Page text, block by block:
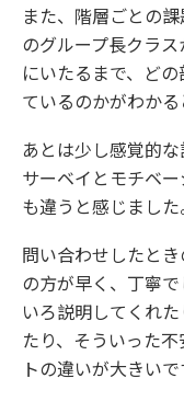
また、階層ごとの
のグループ長クラ
にいたるまで、ど
ているのかがわかる
あとは少し感覚的
サーベイとモチベ
も違うと感じました
問い合わせしたと
の方が早く、丁寧
いろ説明してくれ
たり、そういった
トの違いが大きいで